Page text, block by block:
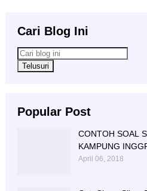
Cari Blog Ini
Popular Post
CONTOH SOAL
KAMPUNG
April 06, 2018